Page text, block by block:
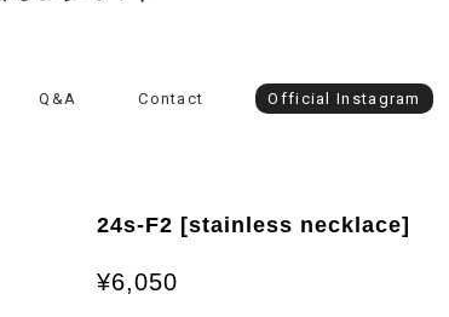
Q&A Contact Official Instagram
24s-F2 [stainless necklace]
¥6,050